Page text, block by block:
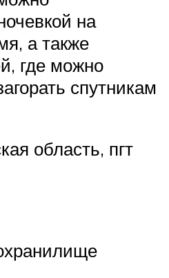
на
а также
где можно
спутникам
область, пгт